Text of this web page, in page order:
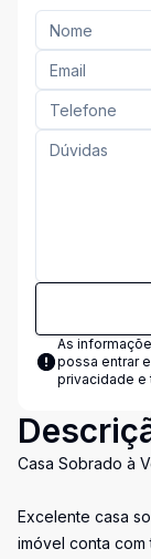
As
possa entrar
privacidade e
Casa Sobrado à
Excelente casa
imóvel conta com